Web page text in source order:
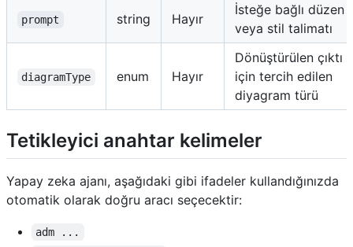
prompt string Hayır
İsteğe bağlı düzen
veya stil talimatı
diagramType enum Hayır
Dönüştürülen çıktı
için tercih edilen
diyagram türü
Tetikleyici anahtar kelimeler
Yapay zeka ajanı, aşağıdaki gibi ifadeler kullandığınızda
otomatik olarak doğru aracı seçecektir:
adm ...